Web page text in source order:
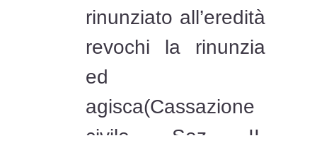
rinunziato all’eredità
revochi la rinunzia
ed
agisca(Cassazione
civile, Sez. II,